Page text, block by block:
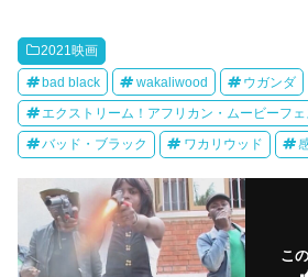
2021映画
bad black wakaliwood ウガンダ
エクストリーム！アフリカン・ムービーフ
バッド・ブラック ワカリウッド
こ